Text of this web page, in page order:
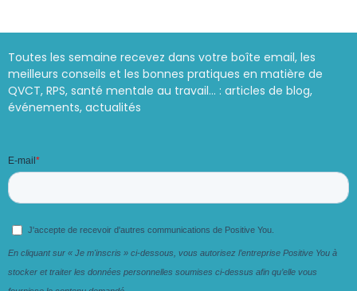
Toutes les semaine recevez dans votre boîte email, les
meilleurs conseils et les bonnes pratiques en matière de
QVCT, RPS, santé mentale au travail… : articles de blog,
événements, actualités